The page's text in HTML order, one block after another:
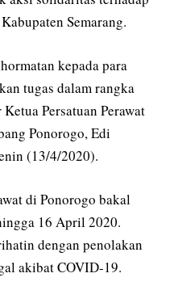
Semarang.
kepada para
tugas dalam rangka
Persatuan Perawat
Ponorogo, Edi
(13/4/2020).
di Ponorogo bakal
16 April 2020.
dengan penolakan
akibat COVID-19.